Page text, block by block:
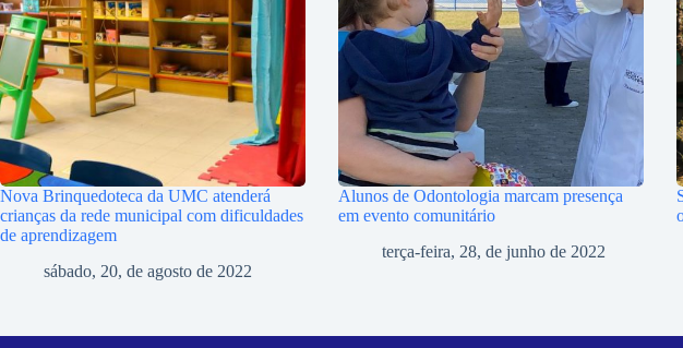
Nova Brinquedoteca da UMC atenderá
crianças da rede municipal com dificuldades
de aprendizagem
sábado, 20, de agosto de 2022
Alunos de Odontologia marcam presença
em evento comunitário
terça-feira, 28, de junho de 2022